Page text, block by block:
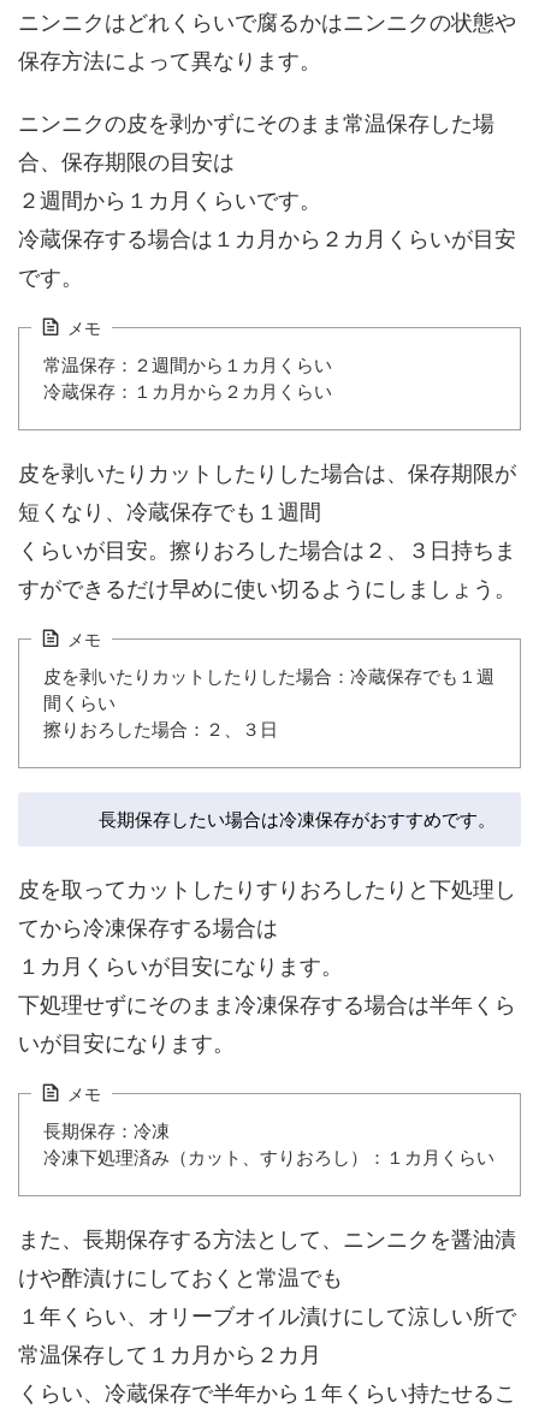
ニンニクはどれくらいで腐るかはニンニクの状態や
保存方法によって異なります。
ニンニクの皮を剥かずにそのまま常温保存した場
合、保存期限の目安は
２週間から１カ月くらいです。
冷蔵保存する場合は１カ月から２カ月くらいが目安
です。
メモ
常温保存：２週間から１カ月くらい
冷蔵保存：１カ月から２カ月くらい
皮を剥いたりカットしたりした場合は、保存期限が
短くなり、冷蔵保存でも１週間
くらいが目安。擦りおろした場合は２、３日持ちま
すができるだけ早めに使い切るようにしましょう。
メモ
皮を剥いたりカットしたりした場合：冷蔵保存でも１週
間くらい
擦りおろした場合：２、３日
長期保存したい場合は冷凍保存がおすすめです。
皮を取ってカットしたりすりおろしたりと下処理し
てから冷凍保存する場合は
１カ月くらいが目安になります。
下処理せずにそのまま冷凍保存する場合は半年くら
いが目安になります。
メモ
長期保存：冷凍
冷凍下処理済み（カット、すりおろし）：１カ月くらい
また、長期保存する方法として、ニンニクを醤油漬
けや酢漬けにしておくと常温でも
１年くらい、オリーブオイル漬けにして涼しい所で
常温保存して１カ月から２カ月
くらい、冷蔵保存で半年から１年くらい持たせるこ